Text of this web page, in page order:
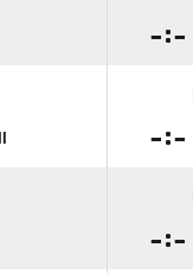
:
:
: